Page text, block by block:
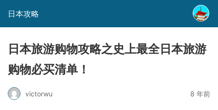
日本攻略
日本旅游购物攻略之史上最全日本旅游
购物必买清单！
victorwu 8 年前